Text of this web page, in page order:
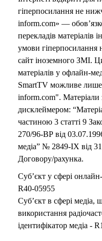
гіперпосилання не
inform.com» —
перекладів
умови гіперпосилання
сайт іноземного ЗМІ.
матеріалів у офлайн-
SmartTV можливе лише
inform.com". Матеріали
дисклеймером:
частиною 3 статті 9
270/96-ВР від
медіа” № 2849-IX від
Договору/рахунка.
Суб’єкт у сфері
R40-05955
Суб’єкт в сфері медіа,
використання
ідентифікатор медіа -